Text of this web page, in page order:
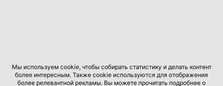
Мы используем cookie, чтобы собирать статистику и делать контент
более интересным. Также cookie используются для отображения
более релевантной рекламы. Вы можете прочитать подробнее о